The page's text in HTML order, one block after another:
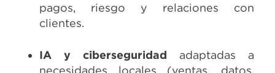
pagos, riesgo y relaciones con
clientes.
IA y ciberseguridad adaptadas a
necesidades locales (ventas, datos,